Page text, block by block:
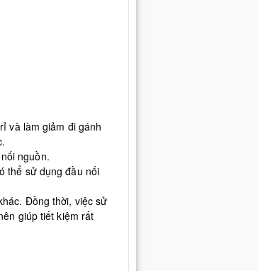
và làm giảm đi gánh
nguồn.
thể sử dụng đầu nối
Đồng thời, việc sử
giúp tiết kiệm rất